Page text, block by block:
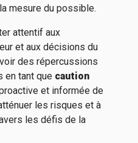
mesure du possible.
attentif aux
et aux décisions du
des répercussions
en tant que caution
et informée de
les risques et à
les défis de la